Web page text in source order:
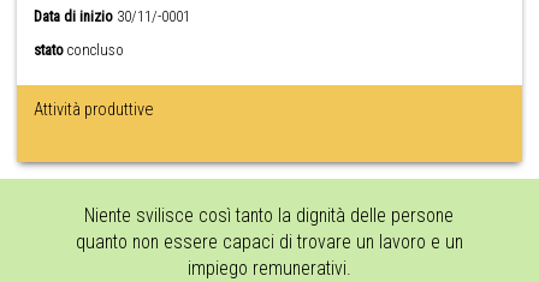
Data di inizio 30/11/-0001
stato concluso
Attività produttive
Niente svilisce così tanto la dignità delle persone
quanto non essere capaci di trovare un lavoro e un
impiego remunerativi.